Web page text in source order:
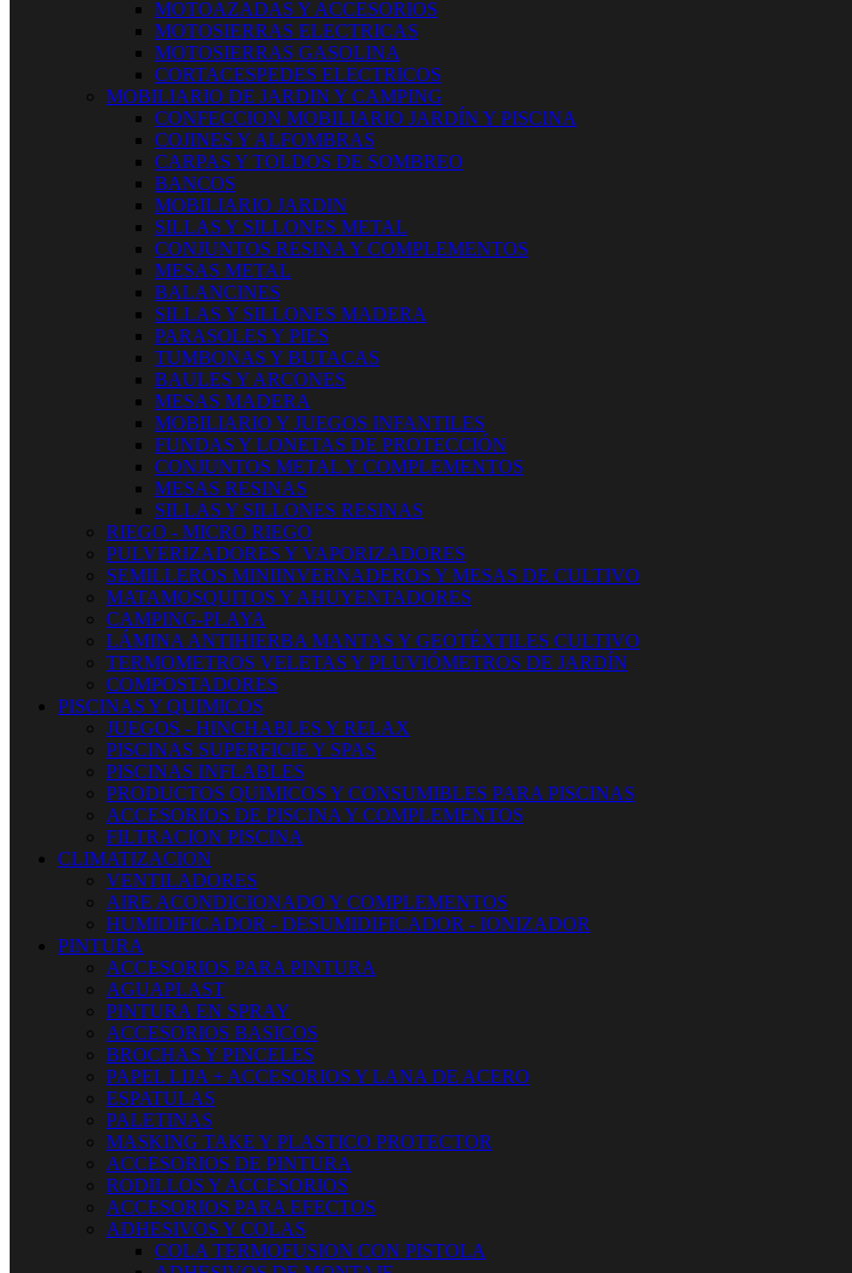
MOTOAZADAS Y ACCESORIOS
MOTOSIERRAS ELECTRICAS
MOTOSIERRAS GASOLINA
CORTACESPEDES ELECTRICOS
MOBILIARIO DE JARDIN Y CAMPING
CONFECCION MOBILIARIO JARDÍN Y PISCINA
COJINES Y ALFOMBRAS
CARPAS Y TOLDOS DE SOMBREO
BANCOS
MOBILIARIO JARDIN
SILLAS Y SILLONES METAL
CONJUNTOS RESINA Y COMPLEMENTOS
MESAS METAL
BALANCINES
SILLAS Y SILLONES MADERA
PARASOLES Y PIES
TUMBONAS Y BUTACAS
BAULES Y ARCONES
MESAS MADERA
MOBILIARIO Y JUEGOS INFANTILES
FUNDAS Y LONETAS DE PROTECCIÓN
CONJUNTOS METAL Y COMPLEMENTOS
MESAS RESINAS
SILLAS Y SILLONES RESINAS
RIEGO - MICRO RIEGO
PULVERIZADORES Y VAPORIZADORES
SEMILLEROS MINIINVERNADEROS Y MESAS DE CULTIVO
MATAMOSQUITOS Y AHUYENTADORES
CAMPING-PLAYA
LÁMINA ANTIHIERBA MANTAS Y GEOTÉXTILES CULTIVO
TERMOMETROS VELETAS Y PLUVIÓMETROS DE JARDÍN
COMPOSTADORES
PISCINAS Y QUIMICOS
JUEGOS - HINCHABLES Y RELAX
PISCINAS SUPERFICIE Y SPAS
PISCINAS INFLABLES
PRODUCTOS QUIMICOS Y CONSUMIBLES PARA PISCINAS
ACCESORIOS DE PISCINA Y COMPLEMENTOS
FILTRACION PISCINA
CLIMATIZACION
VENTILADORES
AIRE ACONDICIONADO Y COMPLEMENTOS
HUMIDIFICADOR - DESUMIDIFICADOR - IONIZADOR
PINTURA
ACCESORIOS PARA PINTURA
AGUAPLAST
PINTURA EN SPRAY
ACCESORIOS BASICOS
BROCHAS Y PINCELES
PAPEL LIJA + ACCESORIOS Y LANA DE ACERO
ESPATULAS
PALETINAS
MASKING TAKE Y PLASTICO PROTECTOR
ACCESORIOS DE PINTURA
RODILLOS Y ACCESORIOS
ACCESORIOS PARA EFECTOS
ADHESIVOS Y COLAS
COLA TERMOFUSION CON PISTOLA